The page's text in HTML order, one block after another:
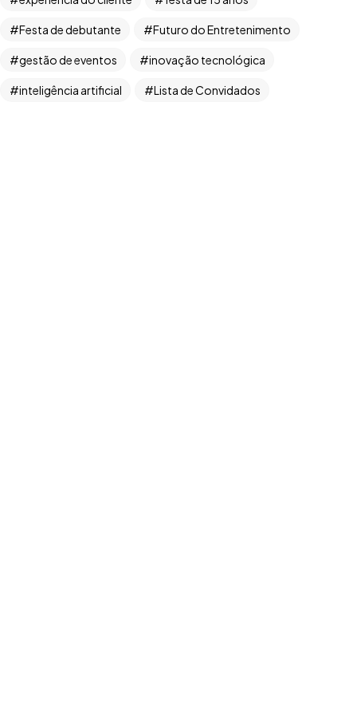
Festa de debutante Futuro do Entretenimento
gestão de eventos inovação tecnológica
inteligência artificial Lista de Convidados
Copyright ©2026. Todos Os Direitos Reservados